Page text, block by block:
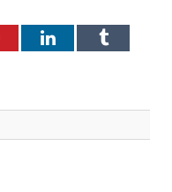
LinkedInTumblr